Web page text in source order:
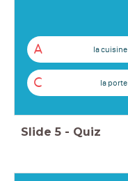
A la cuisine
C la porte
Slide 5 - Quiz